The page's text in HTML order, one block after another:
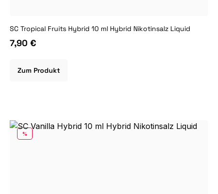
SC Tropical Fruits Hybrid 10 ml Hybrid Nikotinsalz Liquid
7,90 €
Zum Produkt
RABATT
%